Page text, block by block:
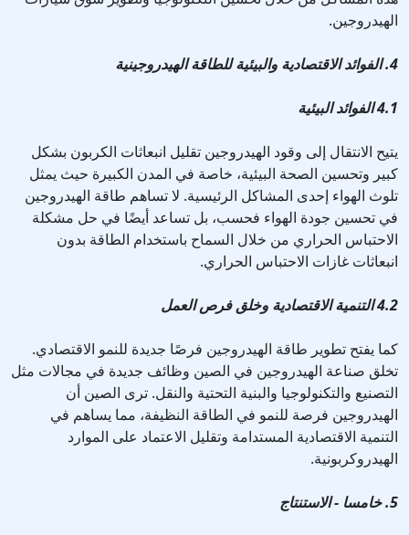
الهيدروجين.
4. الفوائد الاقتصادية والبيئية للطاقة الهيدروجينية
4.1 الفوائد البيئية
يتيح الانتقال إلى وقود الهيدروجين تقليل انبعاثات الكربون بشكل
كبير وتحسين الصحة البيئية، خاصة في المدن الكبيرة حيث يمثل
تلوث الهواء إحدى المشاكل الرئيسية. لا تساهم طاقة الهيدروجين
في تحسين جودة الهواء فحسب، بل تساعد أيضًا في حل مشكلة
الاحتباس الحراري من خلال السماح باستخدام الطاقة بدون
انبعاثات غازات الاحتباس الحراري.
4.2 التنمية الاقتصادية وخلق فرص العمل
كما يفتح تطوير طاقة الهيدروجين فرصًا جديدة للنمو الاقتصادي.
تخلق صناعة الهيدروجين في الصين وظائف جديدة في مجالات مثل
التصنيع والتكنولوجيا والبنية التحتية والنقل. ترى الصين أن
الهيدروجين فرصة للنمو في الطاقة النظيفة، مما يساهم في
التنمية الاقتصادية المستدامة وتقليل الاعتماد على الموارد
الهيدروكربونية.
5. خامسا - الاستنتاج